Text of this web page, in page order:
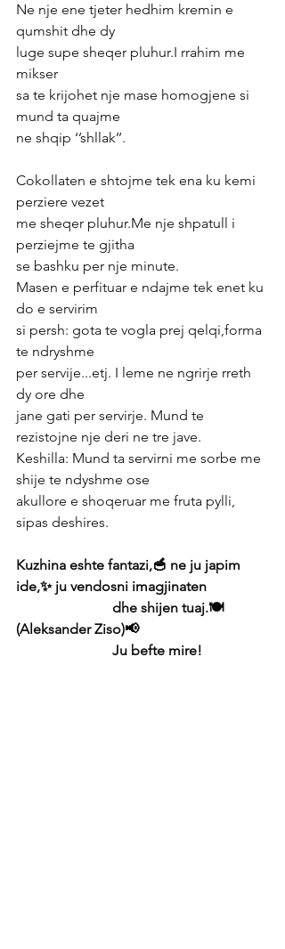
Ne nje ene tjeter hedhim kremin e
qumshit dhe dy
luge supe sheqer pluhur.I rrahim me
mikser
sa te krijohet nje mase homogjene si
mund ta quajme
ne shqip ‘’shllak’’.
Cokollaten e shtojme tek ena ku kemi
perziere vezet
me sheqer pluhur.Me nje shpatull i
perziejme te gjitha
se bashku per nje minute.
Masen e perfituar e ndajme tek enet ku
do e servirim
si persh: gota te vogla prej qelqi,forma
te ndryshme
per servije...etj. I leme ne ngrirje rreth
dy ore dhe
jane gati per servirje. Mund te
rezistojne nje deri ne tre jave.
Keshilla: Mund ta servirni me sorbe me
shije te ndyshme ose
akullore e shoqeruar me fruta pylli,
sipas deshires.
Kuzhina eshte fantazi,🥣 ne ju japim
ide,✨ ju vendosni imagjinaten
(Aleksander Ziso)📢
                           Ju befte mire!